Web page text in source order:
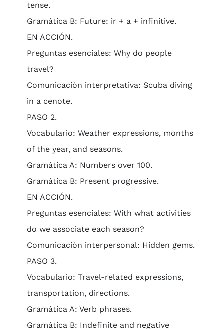
tense.
Gramática B: Future: ir + a + infinitive.
EN ACCIÓN.
Preguntas esenciales: Why do people
travel?
Comunicación interpretativa: Scuba diving
in a cenote.
PASO 2.
Vocabulario: Weather expressions, months
of the year, and seasons.
Gramática A: Numbers over 100.
Gramática B: Present progressive.
EN ACCIÓN.
Preguntas esenciales: With what activities
do we associate each season?
Comunicación interpersonal: Hidden gems.
PASO 3.
Vocabulario: Travel-related expressions,
transportation, directions.
Gramática A: Verb phrases.
Gramática B: Indefinite and negative